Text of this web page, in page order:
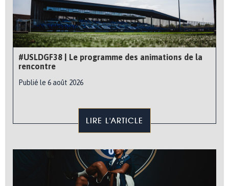
#USLDGF38 | Le programme des animations de la
rencontre
Publié le 6 août 2026
LIRE L'ARTICLE